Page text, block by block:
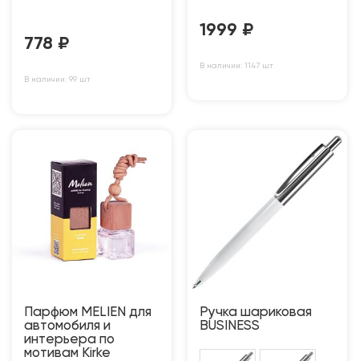
778 ₽
В наличии: 99 шт
1999 ₽
В наличии: 1147 шт
Парфюм MELIEN для
автомобиля и
интерьера по
мотивам Kirke
Ручка шариковая
BUSINESS